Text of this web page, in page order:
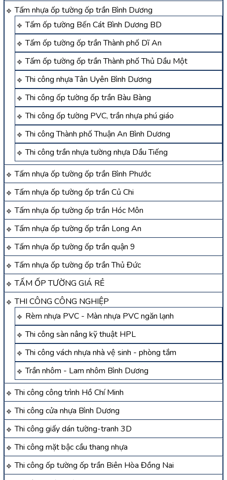
Tấm nhựa ốp tường ốp trần Bình Dương
Tấm ốp tường Bến Cát Bình Dương BD
Tấm ốp tường ốp trần Thành phố Dĩ An
Tấm ốp tường ốp trần Thành phố Thủ Dầu Một
Thi công nhựa Tân Uyên Bình Dương
Thi công ốp tường ốp trần Bàu Bàng
Thi công ốp tường PVC, trần nhựa phú giáo
Thi công Thành phố Thuận An Bình Dương
Thi công trần nhựa tường nhựa Dầu Tiếng
Tấm nhựa ốp tường ốp trần Bình Phước
Tấm nhựa ốp tường ốp trần Củ Chi
Tấm nhựa ốp tường ốp trần Hóc Môn
Tấm nhựa ốp tường ốp trần Long An
Tấm nhựa ốp tường ốp trần quận 9
Tấm nhựa ốp tường ốp trần Thủ Đức
TẤM ỐP TƯỜNG GIÁ RẺ
THI CÔNG CÔNG NGHIỆP
Rèm nhựa PVC - Màn nhựa PVC ngăn lạnh
Thi công sàn nâng kỹ thuật HPL
Thi công vách nhựa nhà vệ sinh - phòng tắm
Trần nhôm - Lam nhôm Bình Dương
Thi công công trình Hồ Chí Minh
Thi công cửa nhựa Bình Dương
Thi công giấy dán tường-tranh 3D
Thi công mặt bậc cầu thang nhựa
Thi công ốp tường ốp trần Biên Hòa Đồng Nai